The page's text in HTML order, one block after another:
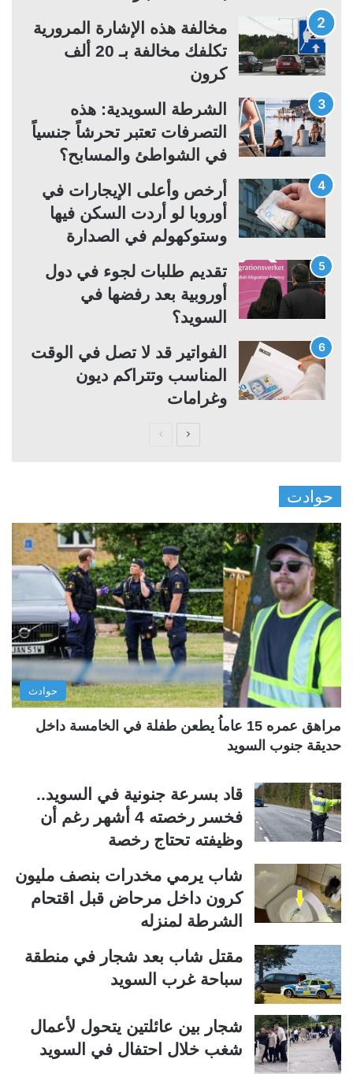
ا
ب
ا
ل
مخالفة هذه الإشارة المرورية
تكلفك مخالفة بـ 20 ألف
كرون
الشرطة السويدية: هذه
التصرفات تعتبر تحرشاً جنسياً
في الشواطئ والمسابح؟
أرخص وأعلى الإيجارات في
أوروبا لو أردت السكن فيها
وستوكهولم في الصدارة
تقديم طلبات لجوء في دول
أوروبية بعد رفضها في
السويد؟
الفواتير قد لا تصل في الوقت
المناسب وتتراكم ديون
وغرامات
ح
ة
ا
ل
س
ا
ب
ق
ة
ح
ة
ا
ل
ت
ا
ل
ة
حوادت
حوادث
مراهق عمره 15 عاماُ يطعن طفلة في الخامسة داخل
حديقة جنوب السويد
قاد بسرعة جنونية في السويد..
فخسر رخصته 4 أشهر رغم أن
وظيفته تحتاج رخصة
شاب يرمي مخدرات بنصف مليون
كرون داخل مرحاض قبل اقتحام
الشرطة لمنزله
مقتل شاب بعد شجار في منطقة
سباحة غرب السويد
شجار بين عائلتين يتحول لأعمال
شغب خلال احتفال في السويد